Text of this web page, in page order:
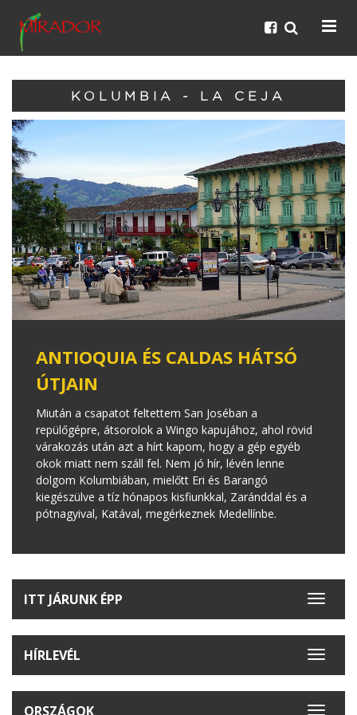
KOLUMBIA - LA CEJA
ANTIOQUIA ÉS CALDAS HÁTSÓ
ÚTJAIN
Miután a csapatot feltettem San Joséban a
repülőgépre, átsorolok a Wingo kapujához, ahol rövid
várakozás után azt a hírt kapom, hogy a gép egyéb
okok miatt nem száll fel. Nem jó hír, lévén lenne
dolgom Kolumbiában, mielőtt Eri és Barangó
kiegészülve a tíz hónapos kisfiunkkal, Zaránddal és a
pótnagyival, Katával, megérkeznek Medellínbe.
Toggle
ITT JÁRUNK ÉPP
Toggle
HÍRLEVÉL
ORSZÁGOK